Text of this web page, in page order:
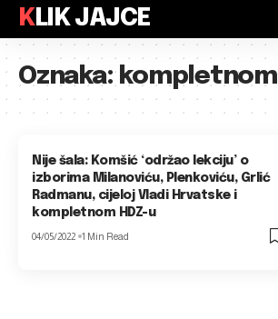
KLIK JAJCE
Oznaka:kompletnom
Nije šala: Komšić ‘održao lekciju’ o
izborima Milanoviću, Plenkoviću, Grlić
Radmanu, cijeloj Vladi Hrvatske i
kompletnom HDZ-u
04/05/2022 1 Min Read